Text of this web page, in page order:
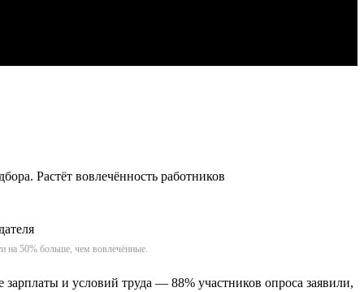
Растёт вовлечённость работников
на 50% больше, чем вовлечённые.
и условий труда — 88% участников опроса заявили,